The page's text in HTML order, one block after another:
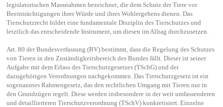
legislatorischen Massnahmen bezeichnet, die dem Schutz der Tiere vor
Beeinträchtigungen ihrer Würde und ihres Wohlergehens dienen. Das
Tierschutzrecht bildet eine fundamentale Disziplin des Tierschutzes und
letztlich das entscheidende Instrument, um diesen im Alltag durchzusetzen.
Art. 80 der Bundesverfassung (BV) bestimmt, dass die Regelung des Schutzes
von Tieren in den Zuständigkeitsbereich des Bundes fällt. Dieser ist seiner
Aufgabe mit dem Erlass des Tierschutzgesetzes (TSchG) und der
dazugehörigen Verordnungen nachgekommen. Das Tierschutzgesetz ist ein
sogenanntes Rahmengesetz, das den rechtlichen Umgang mit Tieren nur in
den Grundzügen regelt. Diese werden insbesondere in der weit umfassenderen
und detaillierteren Tierschutzverordnung (TSchV) konkretisiert. Einzelne